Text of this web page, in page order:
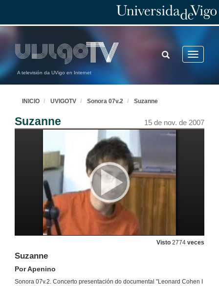
A televisión da UVigo en Internet
Toggle
TOGGLE
SEARCH
INICIO UVIGOTV Sonora 07v.2 Suzanne
Suzanne 15 de nov. de 2007
Visto 2774 veces
Suzanne
Por Apenino
Sonora 07v.2. Concerto presentación do documental "Leonard Cohen I